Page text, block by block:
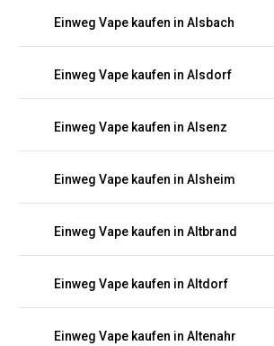
Einweg Vape kaufen in Alsbach
Einweg Vape kaufen in Alsdorf
Einweg Vape kaufen in Alsenz
Einweg Vape kaufen in Alsheim
Einweg Vape kaufen in Altbrand
Einweg Vape kaufen in Altdorf
Einweg Vape kaufen in Altenahr